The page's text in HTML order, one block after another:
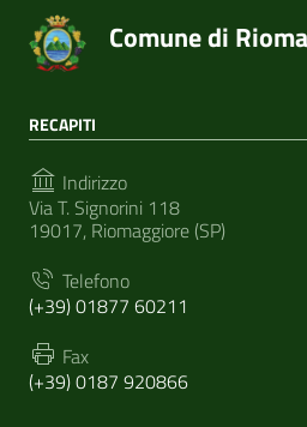
Comune di
RECAPITI
Indirizzo
Via T. Signorini 118
19017, Riomaggiore (SP)
Telefono
(+39) 01877 60211
Fax
(+39) 0187 920866